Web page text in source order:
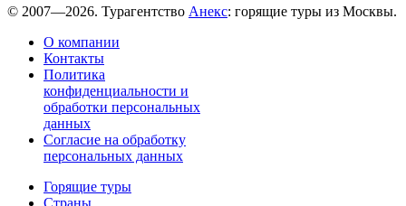
© 2007—2026. Турагентство Анекс: горящие туры из Москвы.
О компании
Контакты
Политика
конфиденциальности и
обработки персональных
данных
Согласие на обработку
персональных данных
Горящие туры